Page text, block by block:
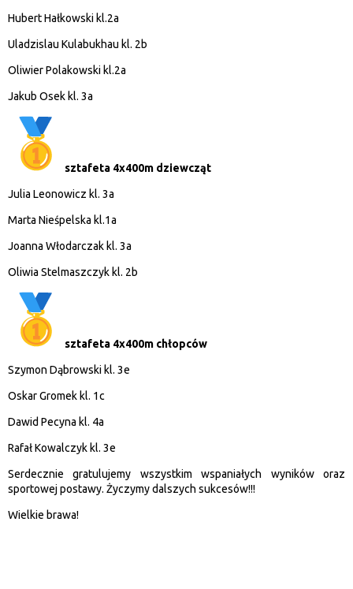
Hubert Hałkowski kl.2a
Uladzislau Kulabukhau kl. 2b
Oliwier Polakowski kl.2a
Jakub Osek kl. 3a
sztafeta 4x400m dziewcząt
Julia Leonowicz kl. 3a
Marta Nieśpelska kl.1a
Joanna Włodarczak kl. 3a
Oliwia Stelmaszczyk kl. 2b
sztafeta 4x400m chłopców
Szymon Dąbrowski kl. 3e
Oskar Gromek kl. 1c
Dawid Pecyna kl. 4a
Rafał Kowalczyk kl. 3e
Serdecznie gratulujemy wszystkim wspaniałych wyników oraz
sportowej postawy. Życzymy dalszych sukcesów!!!
Wielkie brawa!